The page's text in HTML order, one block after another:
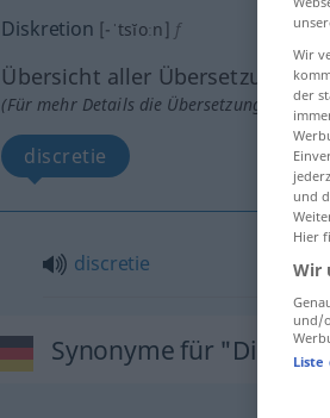
Diskretion [-ˈtsĭoːn] f
Übersicht aller Übersetzungen
(Für mehr Details die Übersetzung
discretie
discretie
Synonyme für
Wir
der
und
Hier
Wir
und/
Liste